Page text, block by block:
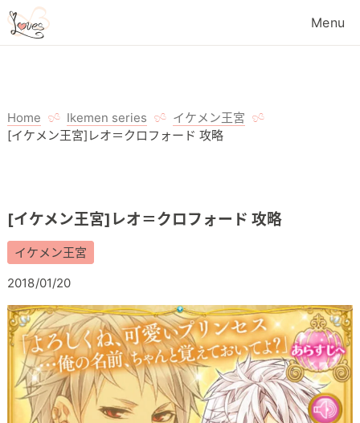
Home Ikemen series
イケメン王宮
[イケメン王宮]レオ＝クロフォード 攻略
[イケメン王宮]レオ＝クロフォード 攻略
イケメン王宮
2018/01/20